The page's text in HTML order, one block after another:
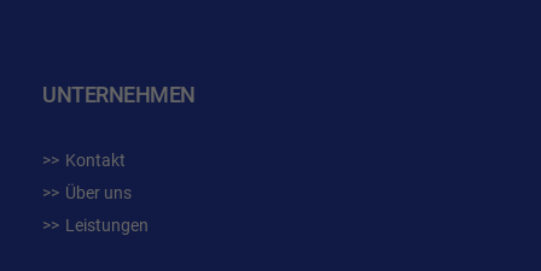
UNTERNEHMEN
Kontakt
Über uns
Leistungen